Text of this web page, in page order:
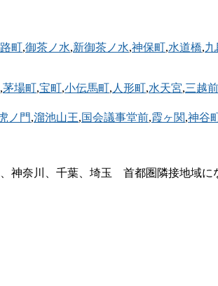
町,御茶ノ水,新御茶ノ水,神保町,水道橋,
,茅場町,宝町,小伝馬町, 人形町,水天宮,三越前
ノ門,溜池山王,国会議事堂前,霞ヶ関,神谷
神奈川、千葉、埼玉 首都圏隣接地域に